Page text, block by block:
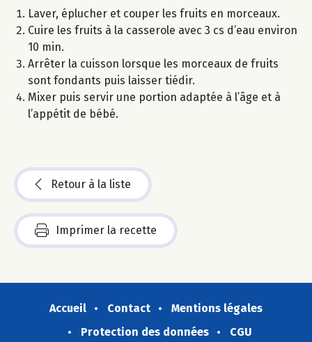
Laver, éplucher et couper les fruits en morceaux.
Cuire les fruits à la casserole avec 3 cs d’eau environ
10 min.
Arrêter la cuisson lorsque les morceaux de fruits
sont fondants puis laisser tiédir.
Mixer puis servir une portion adaptée à l’âge et à
l’appétit de bébé.
Retour à la liste
Imprimer la recette
Accueil Contact
Mentions légales
Protection des données
CGU